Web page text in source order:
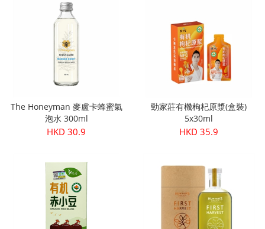
|
Organic
The Honeyman 麥盧卡蜂蜜氣
泡水 300ml
HKD 30.9
勁家莊有機枸杞原漿(盒裝)
5x30ml
HKD 35.9